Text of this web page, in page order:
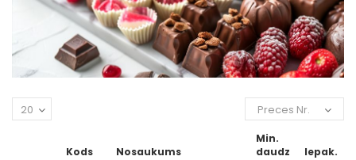
Preces Nr.
20
Kods Nosaukums
Min.
daudz
Iepak.